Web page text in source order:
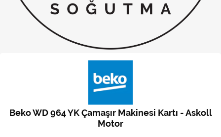
Kombi
Musluk
Soğutma Sistemleri
Beko WD 964 YK Çamaşır Makinesi Kartı - Askoll
Motor